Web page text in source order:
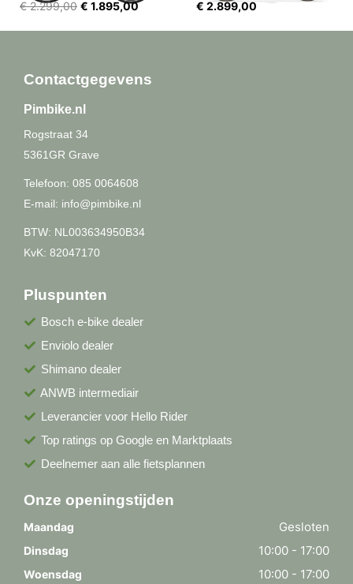
€ 2.299,00 € 1.895,00 € 2.899,00
Contactgegevens
Pimbike.nl
Rogstraat 34
5361GR Grave
Telefoon: 085 0064608
E-mail: info@pimbike.nl
BTW: NL003634950B34
KvK: 82047170
Pluspunten
Bosch e-bike dealer
Enviolo dealer
Shimano dealer
ANWB intermediair
Leverancier voor Hello Rider
Top ratings op Google en Marktplaats
Deelnemer aan alle fietsplannen
Onze openingstijden
Maandag Gesloten
Dinsdag 10:00 - 17:00
Woensdag 10:00 - 17:00